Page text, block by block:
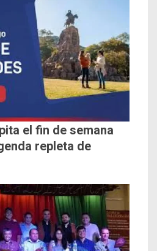
el fin de semana
repleta de